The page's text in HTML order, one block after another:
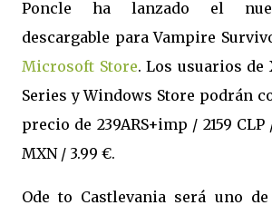
Poncle ha lanzado el
descargable para Vampire
Microsoft Store. Los usuarios de
Series y Windows Store podrán
precio de 239ARS+imp / 2159
MXN / 3.99 €.
Ode to Castlevania será uno